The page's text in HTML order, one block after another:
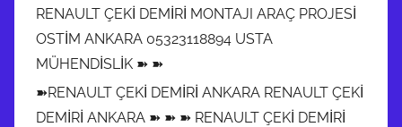
RENAULT ÇEKİ DEMİRİ MONTAJI ARAÇ PROJESİ
OSTİM ANKARA 05323118894 USTA
MÜHENDİSLİK ➽ ➽
➽RENAULT ÇEKİ DEMİRİ ANKARA RENAULT ÇEKİ
DEMİRİ ANKARA ➽ ➽ ➽ RENAULT ÇEKİ DEMİRİ